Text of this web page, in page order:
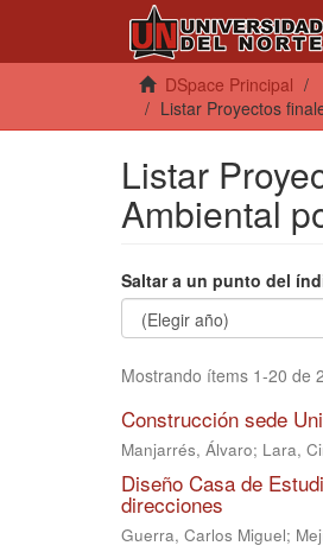
DSpace Principal
Listar Proyectos
Listar
Ambiental
Saltar a un punto del
Mostrando ítems 1-20 de
Construcción sede
Manjarrés, Álvaro; Lara,
Diseño Casa de
direcciones
Guerra, Carlos Miguel;